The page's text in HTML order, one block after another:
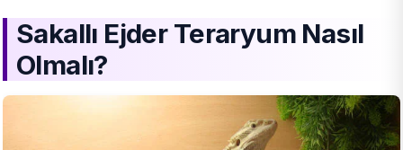
Sakallı Ejder Teraryum Nasıl
Olmalı?